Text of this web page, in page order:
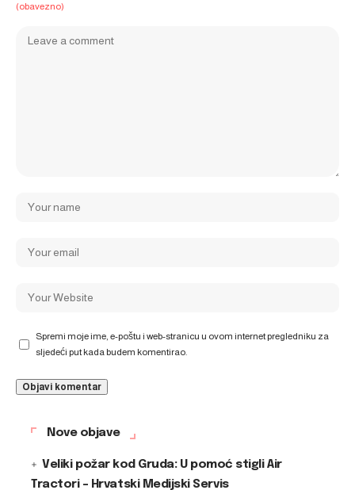
(obavezno)
Spremi moje ime, e-poštu i web-stranicu u ovom internet pregledniku za
sljedeći put kada budem komentirao.
Nove objave
Veliki požar kod Gruda: U pomoć stigli Air
Tractori – Hrvatski Medijski Servis